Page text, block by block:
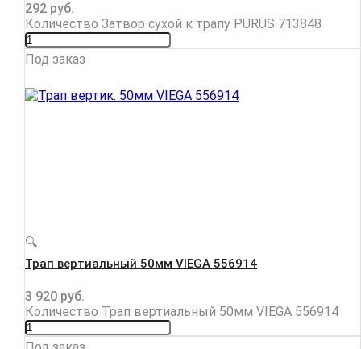
292 руб.
Количество Затвор сухой к трапу PURUS 713848
Под заказ
🔍
Трап вертиальный 50мм VIEGA 556914
3 920 руб.
Количество Трап вертиальный 50мм VIEGA 556914